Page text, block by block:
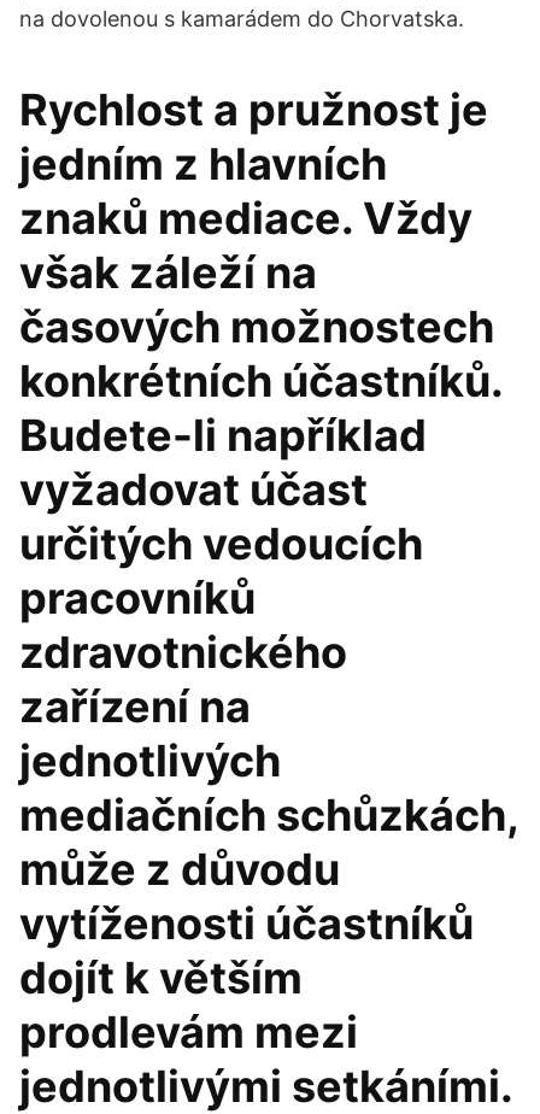
na dovolenou s kamarádem do Chorvatska.
Rychlost a pružnost je
jedním z hlavních
znaků mediace. Vždy
však záleží na
časových možnostech
konkrétních účastníků.
Budete-li například
vyžadovat účast
určitých vedoucích
pracovníků
zdravotnického
zařízení na
jednotlivých
mediačních schůzkách,
může z důvodu
vytíženosti účastníků
dojít k větším
prodlevám mezi
jednotlivými setkáními.